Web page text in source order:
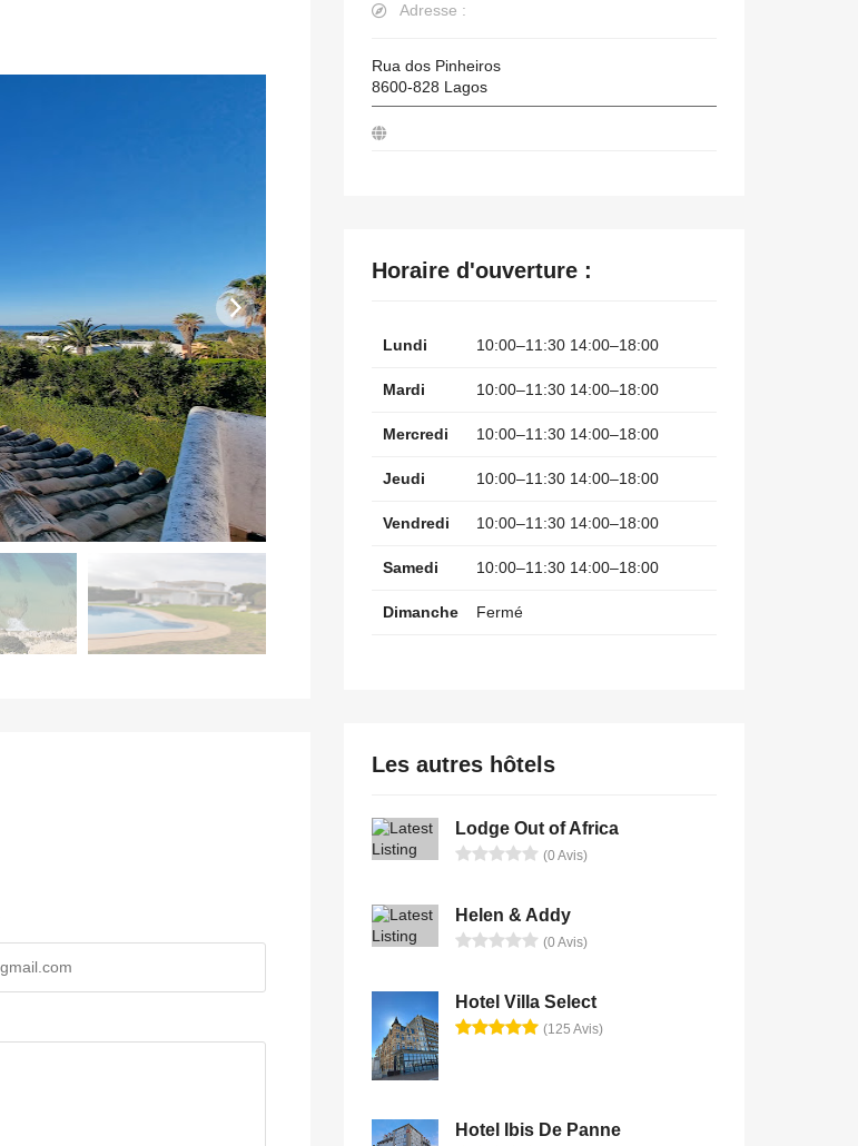
Adresse :
Rua dos Pinheiros
8600-828 Lagos
Horaire d'ouverture :
Lundi 10:00–11:30 14:00–18:00
Mardi 10:00–11:30 14:00–18:00
Mercredi 10:00–11:30 14:00–18:00
Jeudi 10:00–11:30 14:00–18:00
Vendredi 10:00–11:30 14:00–18:00
Samedi 10:00–11:30 14:00–18:00
Dimanche Fermé
Les autres hôtels
Lodge Out of Africa
(0 Avis)
Helen & Addy
(0 Avis)
Hotel Villa Select
(125 Avis)
Hotel Ibis De Panne